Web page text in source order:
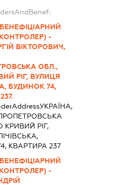
-
ВІКТОРОВИЧ,
ОБЛ.,
РІГ, ВУЛИЦЯ
БУДИНОК 74,
УКРАЇНА,
КРИВИЙ РІГ,
КВАРТИРА 237
-